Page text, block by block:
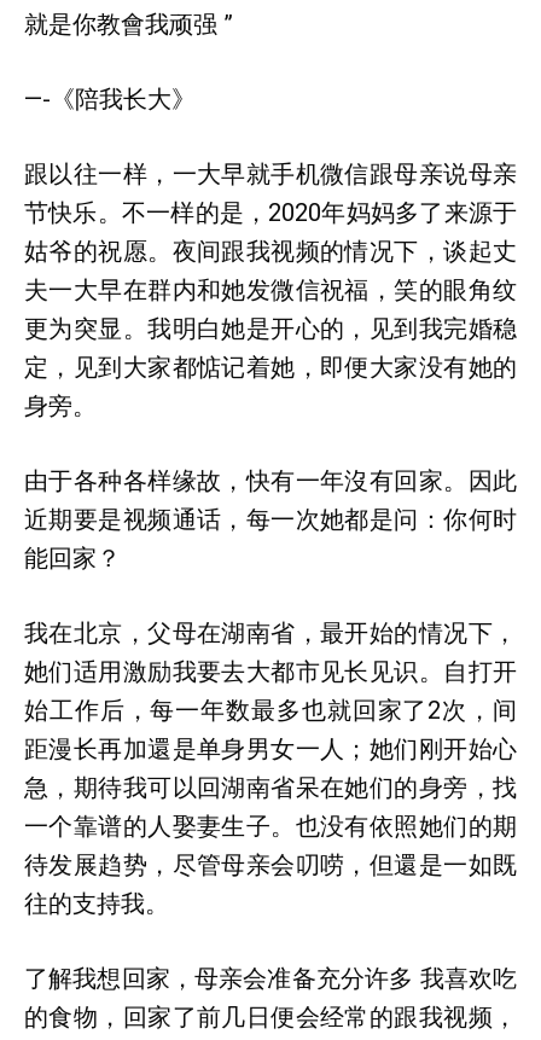
就是你教會我顽强 ”
—-《陪我长大》
跟以往一样，一大早就手机微信跟母亲说母亲
节快乐。不一样的是，2020年妈妈多了来源于
姑爷的祝愿。夜间跟我视频的情况下，谈起丈
夫一大早在群内和她发微信祝福，笑的眼角纹
更为突显。我明白她是开心的，见到我完婚稳
定，见到大家都惦记着她，即便大家没有她的
身旁。
由于各种各样缘故，快有一年沒有回家。因此
近期要是视频通话，每一次她都是问：你何时
能回家？
我在北京，父母在湖南省，最开始的情况下，
她们适用激励我要去大都市见长见识。自打开
始工作后，每一年数最多也就回家了2次，间
距漫长再加還是单身男女一人；她们刚开始心
急，期待我可以回湖南省呆在她们的身旁，找
一个靠谱的人娶妻生子。也没有依照她们的期
待发展趋势，尽管母亲会叨唠，但還是一如既
往的支持我。
了解我想回家，母亲会准备充分许多 我喜欢吃
的食物，回家了前几日便会经常的跟我视频，